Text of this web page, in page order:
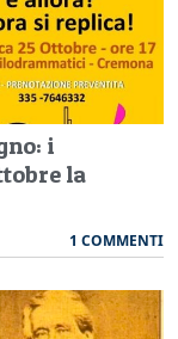
i
la
1 COMMENTI